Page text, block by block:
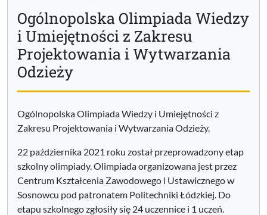
Ogólnopolska Olimpiada Wiedzy
i Umiejętności z Zakresu
Projektowania i Wytwarzania
Odzieży
Ogólnopolska Olimpiada Wiedzy i Umiejętności z
Zakresu Projektowania i Wytwarzania Odzieży.
22 października 2021 roku został przeprowadzony etap
szkolny olimpiady. Olimpiada organizowana jest przez
Centrum Kształcenia Zawodowego i Ustawicznego w
Sosnowcu pod patronatem Politechniki Łódzkiej. Do
etapu szkolnego zgłosiły się 24 uczennice i 1 uczeń.